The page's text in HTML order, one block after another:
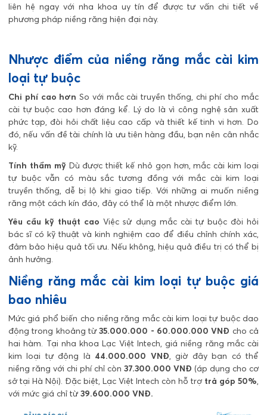
liên hệ ngay với nha khoa uy tín để được tư vấn chi tiết về
phương pháp niềng răng hiện đại này.
Nhược điểm của niềng răng mắc cài kim
loại tự buộc
Chi phí cao hơn So với mắc cài truyền thống, chi phí cho mắc
cài tự buộc cao hơn đáng kể. Lý do là vì công nghệ sản xuất
phức tạp, đòi hỏi chất liệu cao cấp và thiết kế tinh vi hơn. Do
đó, nếu vấn đề tài chính là ưu tiên hàng đầu, bạn nên cân nhắc
kỹ.
Tính thẩm mỹDù được thiết kế nhỏ gọn hơn, mắc cài kim loại
tự buộc vẫn có màu sắc tương đồng với mắc cài kim loại
truyền thống, dễ bị lộ khi giao tiếp. Với những ai muốn niềng
răng một cách kín đáo, đây có thể là một nhược điểm lớn.
Yêu cầu kỹ thuật cao Việc sử dụng mắc cài tự buộc đòi hỏi
bác sĩ có kỹ thuật và kinh nghiệm cao để điều chỉnh chính xác,
đảm bảo hiệu quả tối ưu. Nếu không, hiệu quả điều trị có thể bị
ảnh hưởng.
Niềng răng mắc cài kim loại tự buộc giá
bao nhiêu
Mức giá phổ biến cho niềng răng mắc cài kim loại tự buộc dao
động trong khoảng từ35.000.000 - 60.000.000 VNĐ cho cả
hai hàm. Tại nha khoa Lạc Việt Intech, giá niềng răng mắc cài
kim loại tự động là 44.000.000 VNĐ, giờ đây bạn có thể
niềng răng với chi phí chỉ còn 37.300.000 VNĐ (áp dụng cho cơ
sở tại Hà Nội). Đặc biệt, Lạc Việt Intech còn hỗ trợ trả góp 50%,
với mức giá chỉ từ 39.600.000 VNĐ.